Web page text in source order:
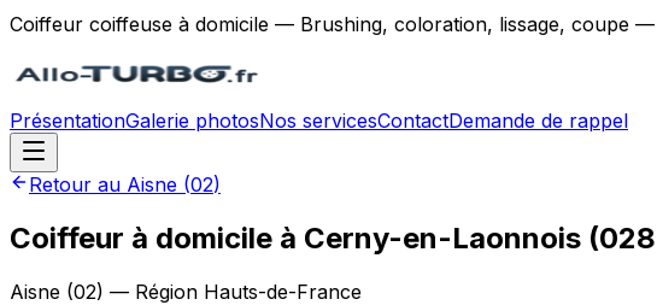
Coiffeur coiffeuse à domicile — Brushing, coloration, lissage, coupe
PrésentationGalerie photosNos servicesContactDemande de rappel
Retour au Aisne (02)
Coiffeur à domicile à Cerny-en-Laonnois
Aisne (02) — Région Hauts-de-France